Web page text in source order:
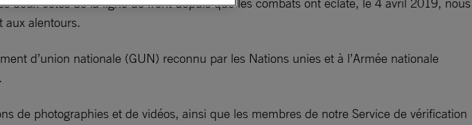
aux alentours.
d’union nationale (GUN) reconnu par les Nations unies et à l’Armée nationale
de photographies et de vidéos, ainsi que les membres de notre Service de vérification